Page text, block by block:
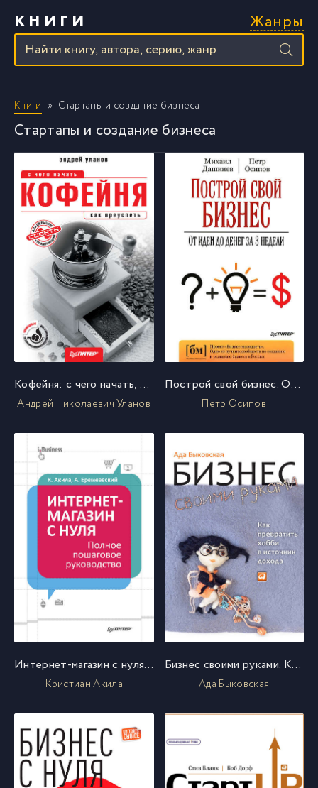
КНИГИ Жанры
Книги Стартапы и создание бизнеса
Стартапы и создание бизнеса
Кофейня: с чего начать, как преуспеть. Советы владельцам и управляющим
Андрей Николаевич Уланов
Построй свой бизнес. От идеи до денег за 3 недели
Петр Осипов
Интернет-магазин с нуля. Полное пошаговое руководство
Кристиан Акила
Бизнес своими руками. Как превратить хобби в источник дохода
Ада Быковская